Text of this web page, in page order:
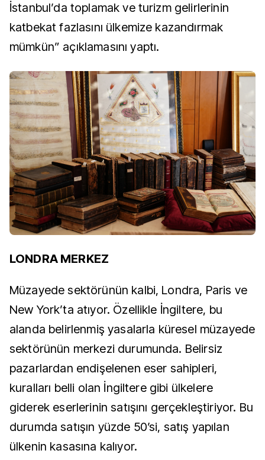
İstanbul’da toplamak ve turizm gelirlerinin
katbekat fazlasını ülkemize kazandırmak
mümkün” açıklamasını yaptı.
LONDRA MERKEZ
Müzayede sektörünün kalbi, Londra, Paris ve
New York’ta atıyor. Özellikle İngiltere, bu
alanda belirlenmiş yasalarla küresel müzayede
sektörünün merkezi durumunda. Belirsiz
pazarlardan endişelenen eser sahipleri,
kuralları belli olan İngiltere gibi ülkelere
giderek eserlerinin satışını gerçekleştiriyor. Bu
durumda satışın yüzde 50’si, satış yapılan
ülkenin kasasına kalıyor.